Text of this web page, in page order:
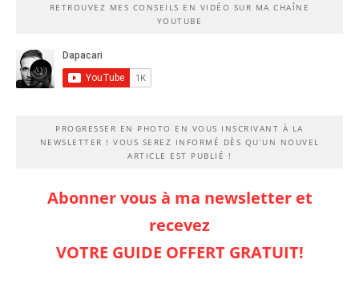
RETROUVEZ MES CONSEILS EN VIDÉO SUR MA CHAÎNE
YOUTUBE
PROGRESSER EN PHOTO EN VOUS INSCRIVANT À LA
NEWSLETTER ! VOUS SEREZ INFORMÉ DÈS QU’UN NOUVEL
ARTICLE EST PUBLIÉ !
Abonner vous à ma newsletter et
recevez
VOTRE GUIDE OFFERT GRATUIT!